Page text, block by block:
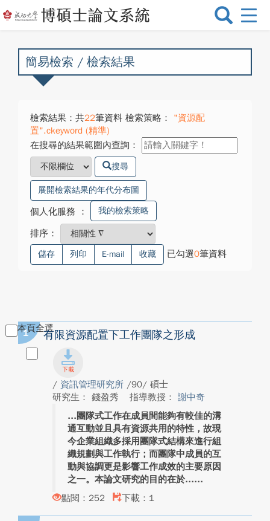
選
換
簡易檢索 / 檢索結果
檢索結果：共22筆資料 檢索策略：
"資源配
置".ckeyword (精準)
在搜尋的結果範圍內查詢：
搜尋
展開檢索結果的年代分布圖
個人化服務 ： 我的檢索策略
排序：
儲存 列印 E-mail 收藏 已勾選0筆資料
本頁全選
1 有限資源配置下工作團隊之形成
/ 資訊管理研究所 /90/ 碩士
研究生： 錢盈秀
指導教授： 謝中奇
團隊式工作在成員間能夠有較佳的溝
通互動並且具有資源共用的特性，故現
今企業組織多採用團隊式結構來進行組
織規劃與工作執行；而團隊中成員的互
動與協調更是影響工作成效的主要原因
之一。本論文研究的目的在於...
點閱：252
下載：1